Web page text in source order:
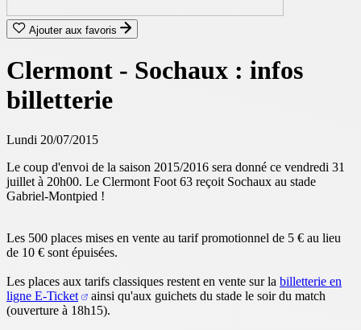
Ajouter aux favoris
Clermont - Sochaux : infos
billetterie
Lundi 20/07/2015
Le coup d'envoi de la saison 2015/2016 sera donné ce vendredi 31
juillet à 20h00. Le Clermont Foot 63 reçoit Sochaux au stade
Gabriel-Montpied !
Les 500 places mises en vente au tarif promotionnel de 5 € au lieu
de 10 € sont épuisées.
Les places aux tarifs classiques restent en vente sur la billetterie en
ligne E-Ticket
ainsi qu'aux guichets du stade le soir du match
(ouverture à 18h15).